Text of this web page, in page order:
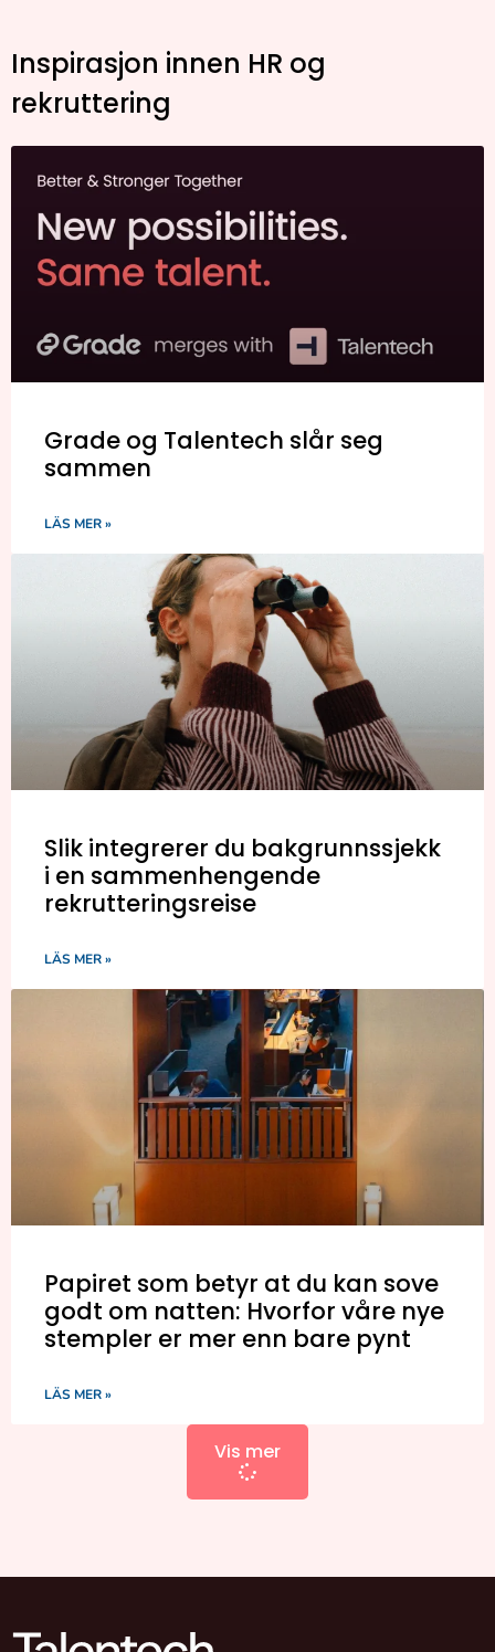
Inspirasjon innen HR og
rekruttering
Grade og Talentech slår seg
sammen
LÄS MER »
Slik integrerer du bakgrunnssjekk
i en sammenhengende
rekrutteringsreise
LÄS MER »
Papiret som betyr at du kan sove
godt om natten: Hvorfor våre nye
stempler er mer enn bare pynt
LÄS MER »
Vis mer